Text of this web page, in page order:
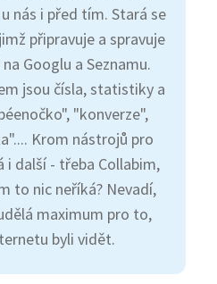
nás i před tím. Stará se
připravuje a spravuje
Googlu a Seznamu.
jsou čísla, statistiky a
"konverze",
Krom nástrojů pro
i další - třeba Collabim,
to nic neříká? Nevadí,
maximum pro to,
byli vidět.